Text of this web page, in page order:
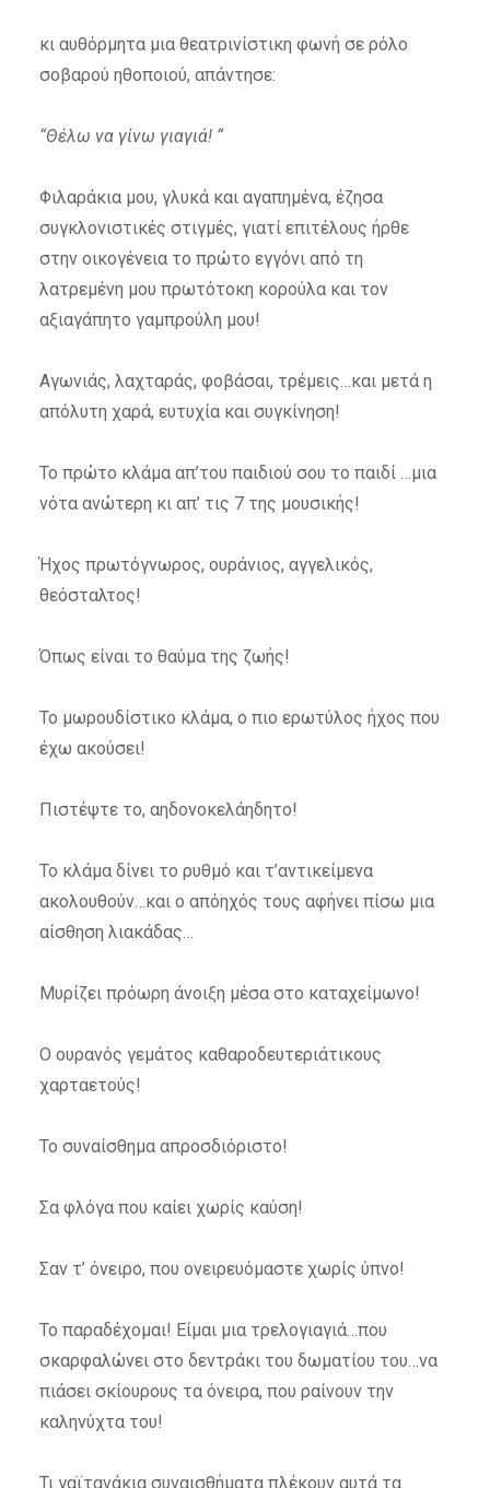
κι αυθόρμητα μια θεατρινίστικη φωνή σε ρόλο
σοβαρού ηθοποιού, απάντησε:
“Θέλω να γίνω γιαγιά! “
Φιλαράκια μου, γλυκά και αγαπημένα, έζησα
συγκλονιστικές στιγμές, γιατί επιτέλους ήρθε
στην οικογένεια το πρώτο εγγόνι από τη
λατρεμένη μου πρωτότοκη κορούλα και τον
αξιαγάπητο γαμπρούλη μου!
Αγωνιάς, λαχταράς, φοβάσαι, τρέμεις…και μετά η
απόλυτη χαρά, ευτυχία και συγκίνηση!
Το πρώτο κλάμα απ’του παιδιού σου το παιδί …μια
νότα ανώτερη κι απ’ τις 7 της μουσικής!
Ήχος πρωτόγνωρος, ουράνιος, αγγελικός,
θεόσταλτος!
Όπως είναι το θαύμα της ζωής!
Το μωρουδίστικο κλάμα, ο πιο ερωτύλος ήχος που
έχω ακούσει!
Πιστέψτε το, αηδονοκελάηδητο!
Το κλάμα δίνει το ρυθμό και τ’αντικείμενα
ακολουθούν…και ο απόηχός τους αφήνει πίσω μια
αίσθηση λιακάδας…
Μυρίζει πρόωρη άνοιξη μέσα στο καταχείμωνο!
Ο ουρανός γεμάτος καθαροδευτεριάτικους
χαρταετούς!
Το συναίσθημα απροσδιόριστο!
Σα φλόγα που καίει χωρίς καύση!
Σαν τ’ όνειρο, που ονειρευόμαστε χωρίς ύπνο!
Το παραδέχομαι! Είμαι μια τρελογιαγιά…που
σκαρφαλώνει στο δεντράκι του δωματίου του…να
πιάσει σκίουρους τα όνειρα, που ραίνουν την
καληνύχτα του!
Τι γαϊτανάκια συναισθήματα πλέκουν αυτά τα